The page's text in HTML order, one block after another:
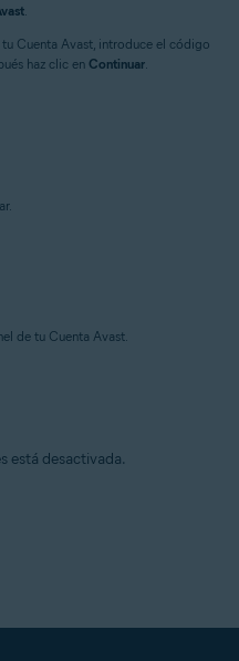
Cuenta Avast, introduce el código
haz clic en Continuar
de tu Cuenta Avast.
está desactivada.